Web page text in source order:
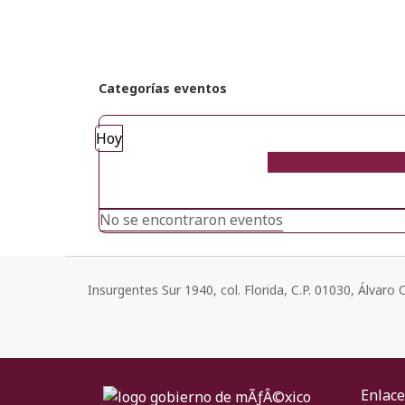
Categorías eventos
Hoy
No se encontraron eventos
Insurgentes Sur 1940, col. Florida, C.P. 01030, Álvaro